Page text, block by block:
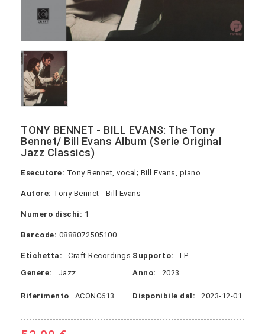
TONY BENNET - BILL EVANS: The Tony
Bennet/ Bill Evans Album (Serie Original
Jazz Classics)
Esecutore: Tony Bennet, vocal; Bill Evans, piano
Autore: Tony Bennet - Bill Evans
Numero dischi: 1
Barcode: 0888072505100
Etichetta: Craft Recordings Supporto:
LP
Genere:
Jazz Anno: 2023
Riferimento ACONC613 Disponibile dal: 2023-12-01